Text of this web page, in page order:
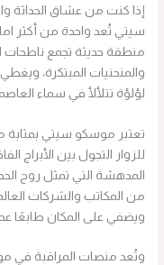
إذا كنت من عشاق الحداثة
سيتي تُعد واحدة من أكثر
منطقة حديثة تجمع ناطحات
والمنحنيات المبتكرة،
لؤلؤة تتلألأ في سماء
تعتبر موسكو سيتي
للزوار التجول بين الأبراج
المدهشة التي تمثل روح
من المكاتب والشركات
ويضفي على المكان طابعًا
وتُعد منصات المراقبة في